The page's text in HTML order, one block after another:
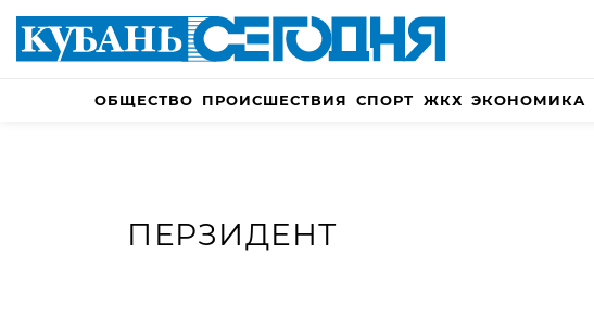
ОБЩЕСТВО ПРОИСШЕСТВИЯ СПОРТ ЖКХ ЭКОНОМИКА
ПЕРЗИДЕНТ